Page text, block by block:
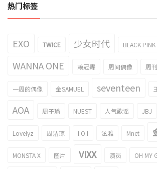
热门标签
EXO TWICE 少女时代 BLACK PINK
WANNA ONE 赖冠霖 周间偶像 周
一周的偶像 金SAMUEL seventeen
AOA 周子瑜 NUEST 人气歌谣 JBJ
Lovelyz 周洁琼 I.O.I 泫雅 Mnet
MONSTA X 图片 VIXX 演员 OH MY